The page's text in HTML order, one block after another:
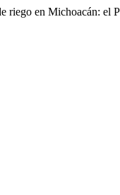
riego en Michoacán: el